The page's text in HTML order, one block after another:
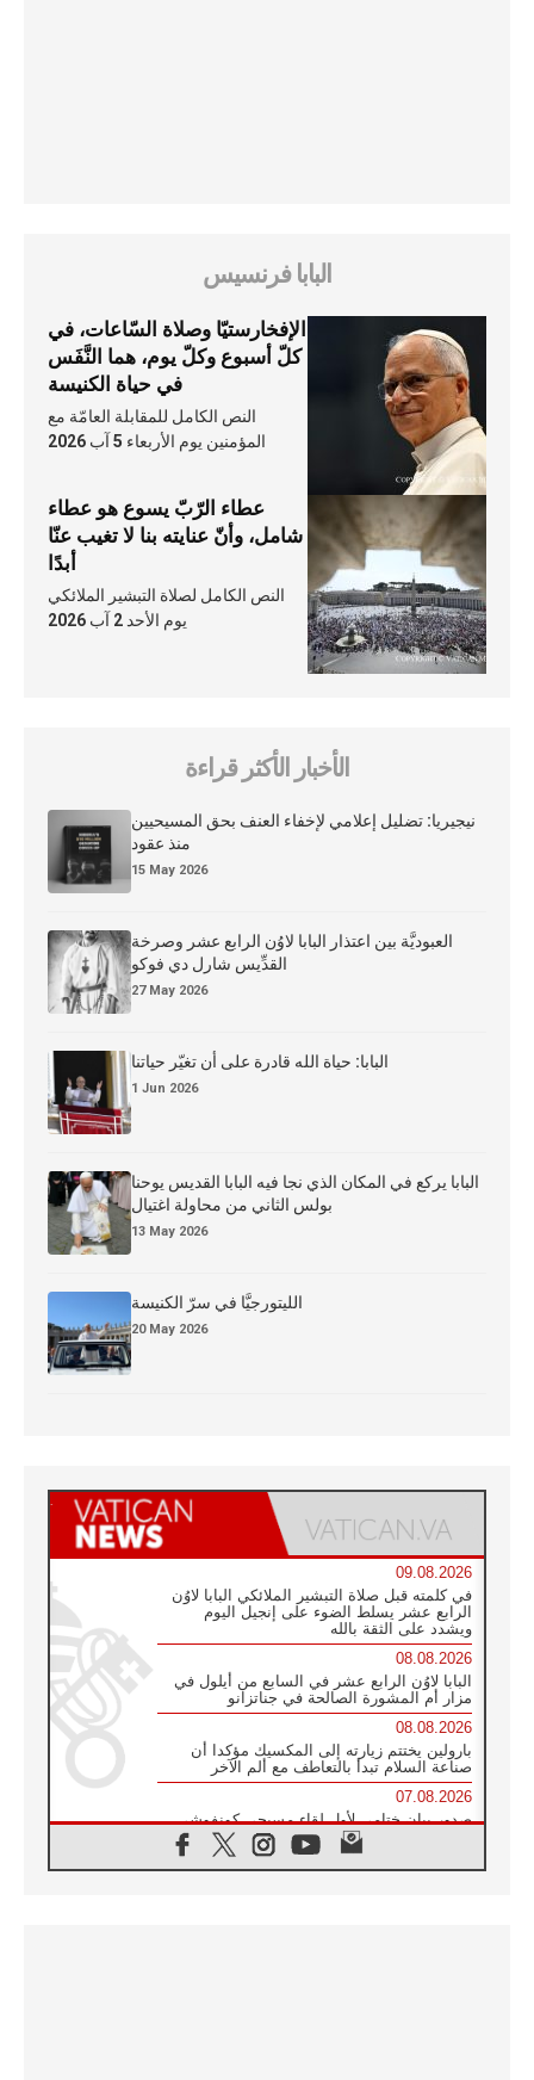
البابا فرنسيس
الإفخارستيّا وصلاة السّاعات، في
كلّ أسبوع وكلّ يوم، هما النَّفَس
في حياة الكنيسة
النص الكامل للمقابلة العامّة مع
المؤمنين يوم الأربعاء 5 آب 2026
عطاء الرّبّ يسوع هو عطاء
شامل، وأنّ عنايته بنا لا تغيب عنّا
أبدًا
النص الكامل لصلاة التبشير الملائكي
يوم الأحد 2 آب 2026
الأخبار الأكثر قراءة
نيجيريا: تضليل إعلامي لإخفاء العنف بحق المسيحيين
منذ عقود
15 May 2026
العبوديَّة بين اعتذار البابا لاوُن الرابع عشر وصرخة
القدِّيس شارل دي فوكو
27 May 2026
البابا: حياة الله قادرة على أن تغيّر حياتنا
1 Jun 2026
البابا يركع في المكان الذي نجا فيه البابا القديس يوحنا
بولس الثاني من محاولة اغتيال
13 May 2026
الليتورجيَّا في سرّ الكنيسة
20 May 2026
09.08.2026
في كلمته قبل صلاة التبشير الملائكي البابا لاوُن
الرابع عشر يسلط الضوء على إنجيل اليوم
ويشدد على الثقة بالله
08.08.2026
البابا لاوُن الرابع عشر في السابع من أيلول في
مزار أم المشورة الصالحة في جناتزانو
08.08.2026
بارولين يختتم زيارته إلى المكسيك مؤكدا أن
صناعة السلام تبدأ بالتعاطف مع ألم الآخر
07.08.2026
صدور بيان ختامي لأول لقاء مسيحي كونفوشي
بمشاركة الدائرة الفاتيكانية للحوار بين الأديان
07.08.2026